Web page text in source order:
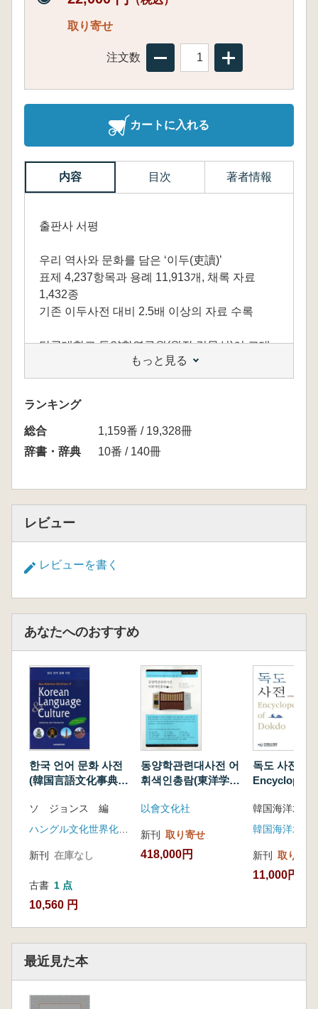
取り寄せ
注文数
カートに入れる
内容 目次 著者情報
출판사 서평
우리 역사와 문화를 담은 ‘이두(吏讀)’
표제 4,237항목과 용례 11,913개, 채록 자료
1,432종
기존 이두사전 대비 2.5배 이상의 자료 수록
단국대학교 동양학연구원(원장 김문식)이 고대
한국학 연구의 필수 자료 가운데 하나인 이두(吏
讀) 연구 성과를 집대성한 국내 최대 규모의 ‘이
두사전(吏讀辭典)’을 편찬했다.
이두(吏讀)는 한자의 음과 뜻을 빌려 우리말을 적
은 표기법으로 삼국시대부터 20세기 초까지 우
수단으로 활용되기도 했다.
알려주는 자료와 용례가 부족해 이두에 대한 심
된 가장 큰 이두사전은 ‘이두자료 읽기 사전(장세
례 5,179개이며, 채록 자료는 280종이다.
이 책에 수록된 자료는 기존 사전 대비 약 2.5배
에 이를 정도로 방대한 양을 자랑한다. 사전에는
고도서 457종, 고문서 및 금석문 975종 등 총
1,432종의 자료에서 용례를 채록했다. 수록된 이
두자료는 표제 항목 4,237개, 용례 11,913개로
편찬 사업은 2016년부터 시작되었으며, 사전 편
찬을 위한 기초 작업과 이두와 용례의 대규모 발
굴 작업을 진행해 2021년 총 5년여에 걸친 대규
모 사업을 마무리했다.
사업에는 국내 이두 연구의 권위자인 남풍현(단
국대), 이건식 교수(단국대), 오창명 교수(제주국
제대), 이용 교수(서울시립대), 박용식 교수(경상
대) 등이 참여해 그동안의 학계 연구 성과를 충실
하게 반영했다.
사전은 이두 해설과 사전 본문, 부록의 형태로 구
성되었으며, 가능한 지금까지 알려진 이두 자료
전체를 대상으로 표제 항목을 발굴하고 이두의
もっと見る
ランキング
総合
1,159番 / 19,328冊
辞書・辞典
10番 / 140冊
レビュー
レビューを書く
あなたへのおすすめ
한국 언어 문화 사전
(韓国言語文化事典)
Culture
ソ ジョンス 編
ハングル文化世界化運動本部
新刊 在庫なし
古書 1 点
10,560 円
동양학관련대사전 어
휘색인총람(東洋学関
覧) 全10巻
以會文化社
新刊 取り寄せ
418,000円
독도 사전 (独
韓国海洋水産
新刊 取り寄せ
11,000円
最近見た本